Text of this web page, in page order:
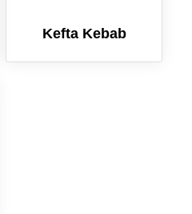
Kefta Kebab